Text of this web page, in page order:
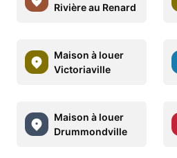
Rivière au Renard
Maison à louer
Victoriaville
Maison à louer
Drummondville